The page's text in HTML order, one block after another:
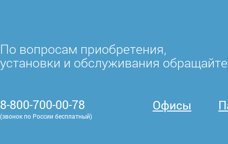
По вопросам приобретения,
установки и обслуживания
8-800-700-00-78
(звонок по России бесплатный)
Офисы